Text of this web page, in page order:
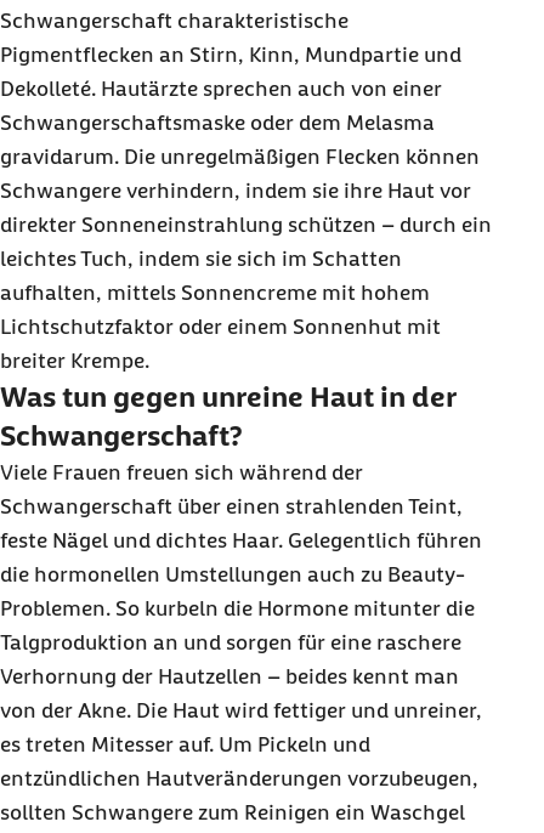
Schwangerschaft charakteristische
Pigmentflecken an Stirn, Kinn, Mundpartie und
Dekolleté. Hautärzte sprechen auch von einer
Schwangerschaftsmaske oder dem Melasma
gravidarum. Die unregelmäßigen Flecken können
Schwangere verhindern, indem sie ihre Haut vor
direkter Sonneneinstrahlung schützen – durch ein
leichtes Tuch, indem sie sich im Schatten
aufhalten, mittels Sonnencreme mit hohem
Lichtschutzfaktor oder einem Sonnenhut mit
breiter Krempe.
Was tun gegen unreine Haut in der
Schwangerschaft?
Viele Frauen freuen sich während der
Schwangerschaft über einen strahlenden Teint,
feste Nägel und dichtes Haar. Gelegentlich führen
die hormonellen Umstellungen auch zu Beauty-
Problemen. So kurbeln die Hormone mitunter die
Talgproduktion an und sorgen für eine raschere
Verhornung der Hautzellen – beides kennt man
von der Akne. Die Haut wird fettiger und unreiner,
es treten Mitesser auf. Um Pickeln und
entzündlichen Hautveränderungen vorzubeugen,
sollten Schwangere zum Reinigen ein Waschgel